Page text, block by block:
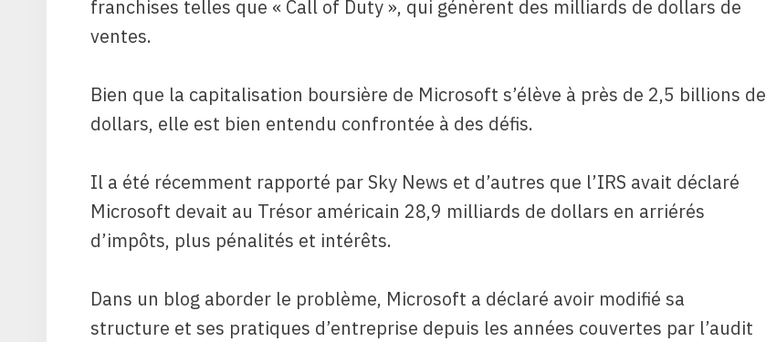
franchises telles que « Call of Duty », qui génèrent des milliards de dollars de
ventes.
Bien que la capitalisation boursière de Microsoft s’élève à près de 2,5 billions de
dollars, elle est bien entendu confrontée à des défis.
Il a été récemment rapporté par Sky News et d’autres que l’IRS avait déclaré
Microsoft devait au Trésor américain 28,9 milliards de dollars en arriérés
d’impôts, plus pénalités et intérêts.
Dans un blog aborder le problème, Microsoft a déclaré avoir modifié sa
structure et ses pratiques d’entreprise depuis les années couvertes par l’audit